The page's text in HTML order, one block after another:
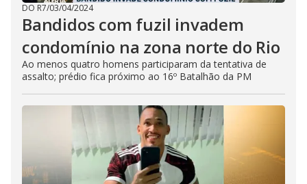
DO R7/03/04/2024
Bandidos com fuzil invadem
condomínio na zona norte do Rio
Ao menos quatro homens participaram da tentativa de
assalto; prédio fica próximo ao 16º Batalhão da PM